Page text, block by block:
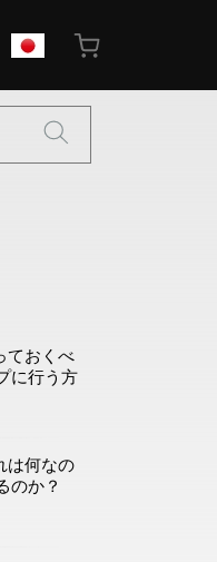
ておくべ
に行う方
は何なの
のか？